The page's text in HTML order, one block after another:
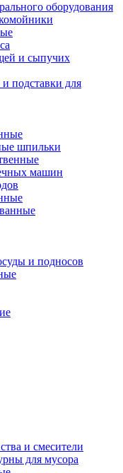
оборудования
и сыпучих
подставки для
шпильки
машин
и подносов
и смесители
для мусора